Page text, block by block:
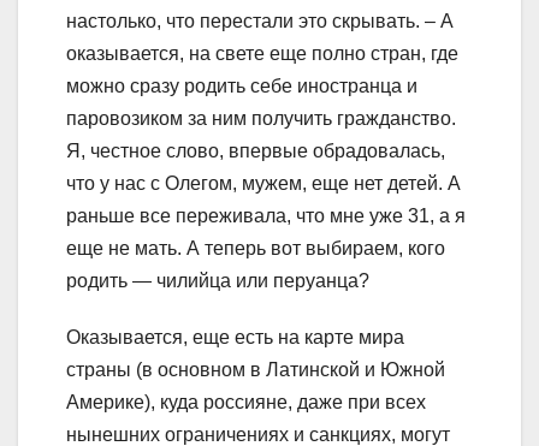
настолько, что перестали это скрывать. – А
оказывается, на свете еще полно стран, где
можно сразу родить себе иностранца и
паровозиком за ним получить гражданство.
Я, честное слово, впервые обрадовалась,
что у нас с Олегом, мужем, еще нет детей. А
раньше все переживала, что мне уже 31, а я
еще не мать. А теперь вот выбираем, кого
родить — чилийца или перуанца?
Оказывается, еще есть на карте мира
страны (в основном в Латинской и Южной
Америке), куда россияне, даже при всех
нынешних ограничениях и санкциях, могут